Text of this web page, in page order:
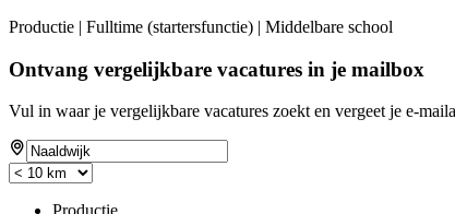
Productie | Fulltime (startersfunctie) | Middelbare school
Ontvang vergelijkbare vacatures in je mailbox
Vul in waar je vergelijkbare vacatures zoekt en vergeet je e-